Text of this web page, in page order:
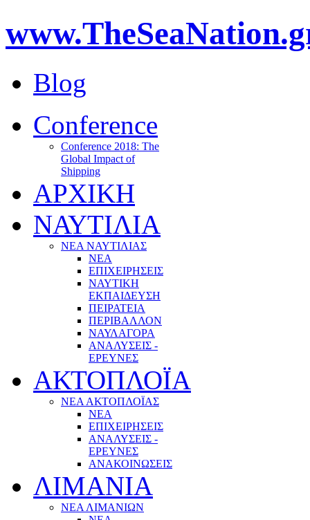
Blog
Conference
Conference 2018: The
Global Impact of
Shipping
ΑΡΧΙΚΗ
ΝΑΥΤΙΛΙΑ
ΝΕΑ ΝΑΥΤΙΛΙΑΣ
ΝΕΑ
ΕΠΙΧΕΙΡΗΣΕΙΣ
ΝΑΥΤΙΚΗ
ΕΚΠΑΙΔΕΥΣΗ
ΠΕΙΡΑΤΕΙΑ
ΠΕΡΙΒΑΛΛΟΝ
ΝΑΥΛΑΓΟΡΑ
ΑΝΑΛΥΣΕΙΣ -
ΕΡΕΥΝΕΣ
ΑΚΤΟΠΛΟΪΑ
ΝΕΑ ΑΚΤΟΠΛΟΪΑΣ
ΝΕΑ
ΕΠΙΧΕΙΡΗΣΕΙΣ
ΑΝΑΛΥΣΕΙΣ -
ΕΡΕΥΝΕΣ
ΑΝΑΚΟΙΝΩΣΕΙΣ
ΛΙΜΑΝΙΑ
ΝΕΑ ΛΙΜΑΝΙΩΝ